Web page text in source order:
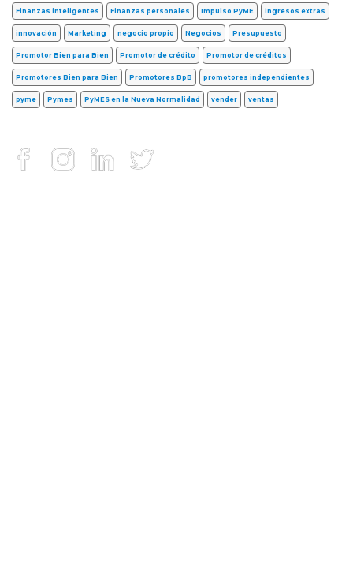
Finanzas inteligentes Finanzas personales Impulso PyME ingresos extras
innovación Marketing negocio propio Negocios Presupuesto
Promotor Bien para Bien Promotor de crédito Promotor de créditos
Promotores Bien para Bien Promotores BpB promotores independientes
pyme Pymes PyMES en la Nueva Normalidad vender ventas